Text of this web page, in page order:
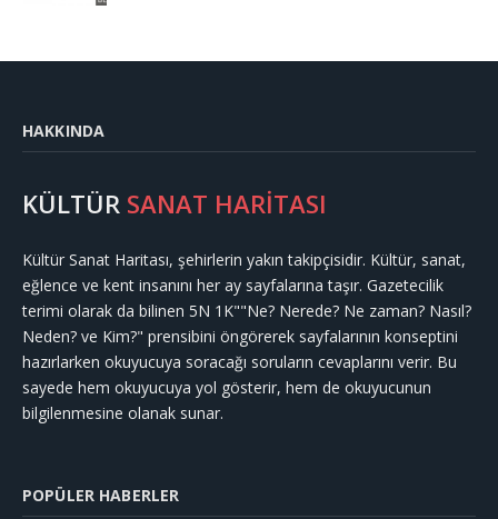
HAKKINDA
KÜLTÜR SANAT HARİTASI
Kültür Sanat Haritası, şehirlerin yakın takipçisidir. Kültür, sanat,
eğlence ve kent insanını her ay sayfalarına taşır. Gazetecilik
terimi olarak da bilinen 5N 1K""Ne? Nerede? Ne zaman? Nasıl?
Neden? ve Kim?" prensibini öngörerek sayfalarının konseptini
hazırlarken okuyucuya soracağı soruların cevaplarını verir. Bu
sayede hem okuyucuya yol gösterir, hem de okuyucunun
bilgilenmesine olanak sunar.
POPÜLER HABERLER